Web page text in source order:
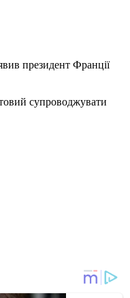
президент Франції
супроводжувати